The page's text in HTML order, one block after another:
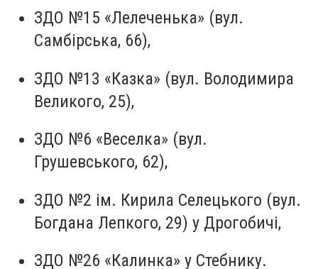
ЗДО №15 «Лелеченька» (вул.
Самбірська, 66),
ЗДО №13 «Казка» (вул. Володимира
Великого, 25),
ЗДО №6 «Веселка» (вул.
Грушевського, 62),
ЗДО №2 ім. Кирила Селецького (вул.
Богдана Лепкого, 29) у Дрогобичі,
ЗДО №26 «Калинка» у Стебнику.